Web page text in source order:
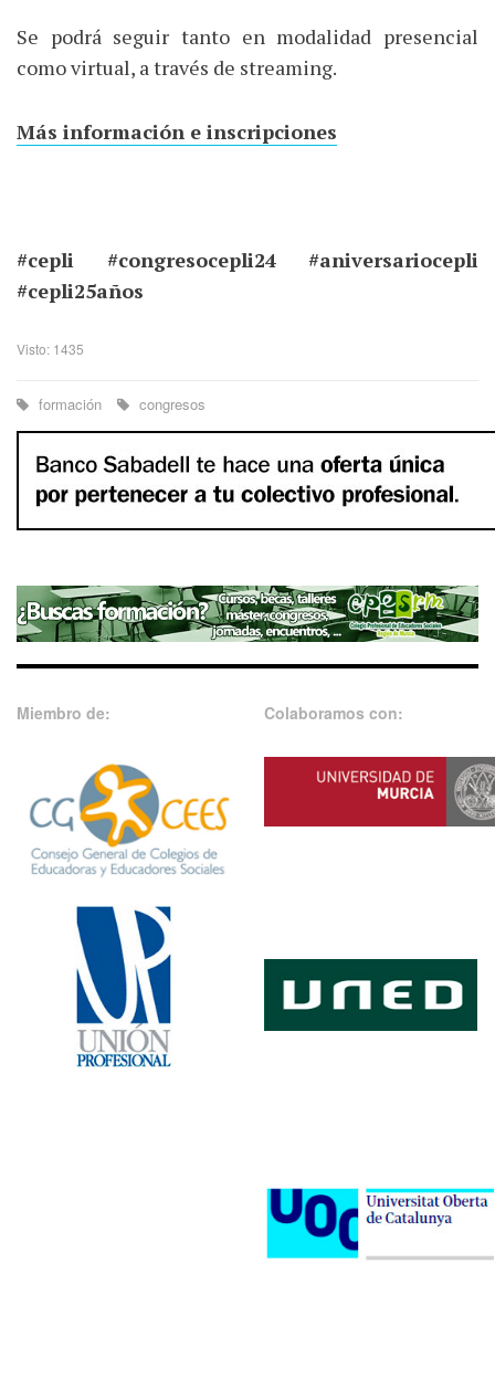
Se podrá seguir tanto en modalidad presencial
como virtual, a través de streaming.
Más información e inscripciones
#cepli #congresocepli24 #aniversariocepli
#cepli25años
Visto: 1435
formación congresos
Miembro de: Colaboramos con: